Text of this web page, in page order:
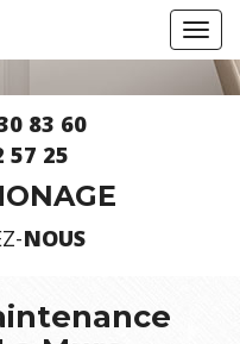
83 60
57 25
NOUS